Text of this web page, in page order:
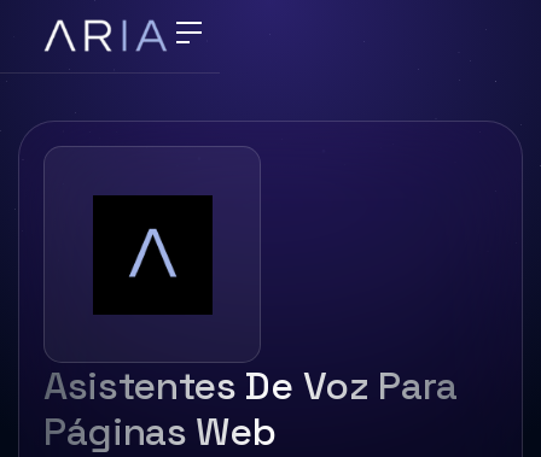
Asistentes De Voz Para
Páginas Web